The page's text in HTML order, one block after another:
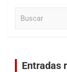
Entradas